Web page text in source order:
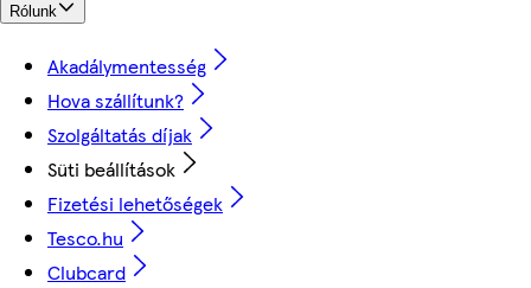
Rólunk
Akadálymentesség
Hova szállítunk?
Szolgáltatás díjak
Süti beállítások
Fizetési lehetőségek
Tesco.hu
Clubcard